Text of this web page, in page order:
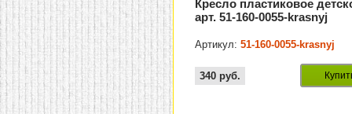
Кресло пластиковое
арт. 51-160-0055-krasnyj
Артикул:51-160-0055-krasnyj
340 руб.